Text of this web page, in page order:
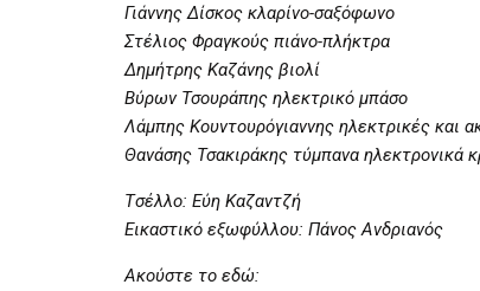
Γιάννης Δίσκος κλαρίνο-σαξόφωνο
Στέλιος Φραγκούς πιάνο-πλήκτρα
Δημήτρης Καζάνης βιολί
Βύρων Τσουράπης ηλεκτρικό μπάσο
Λάμπης Κουντουρόγιαννης ηλεκτρικές και
Θανάσης Τσακιράκης τύμπανα ηλεκτρονικά
Tσέλλο: Εύη Καζαντζή
Εικαστικό εξωφύλλου: Πάνος Ανδριανός
Ακούστε το εδώ: